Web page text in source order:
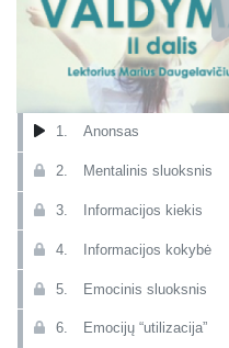
1. Anonsas
2. Mentalinis sluoksnis
3. Informacijos kiekis
4. Informacijos kokybė
5. Emocinis sluoksnis
6. Emocijų “utilizacija”